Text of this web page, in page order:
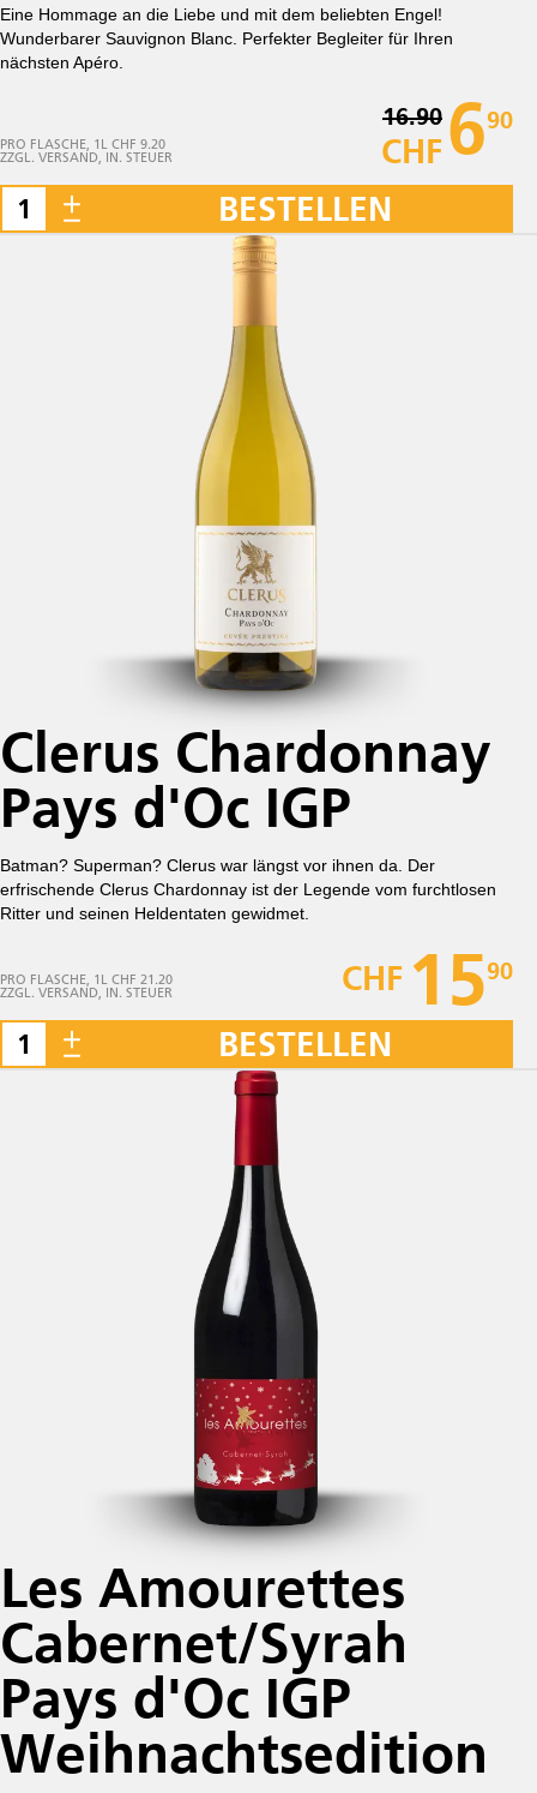
Eine Hommage an die Liebe und mit dem beliebten Engel!
Wunderbarer Sauvignon Blanc. Perfekter Begleiter für Ihren
nächsten Apéro.
PRO FLASCHE, 1L CHF 9.20
ZZGL. VERSAND, IN. STEUER
16.90
CHF690
BESTELLEN
Clerus Chardonnay
Pays d'Oc IGP
Batman? Superman? Clerus war längst vor ihnen da. Der
erfrischende Clerus Chardonnay ist der Legende vom furchtlosen
Ritter und seinen Heldentaten gewidmet.
PRO FLASCHE, 1L CHF 21.20
ZZGL. VERSAND, IN. STEUER
CHF 1590
BESTELLEN
Les Amourettes
Cabernet/Syrah
Pays d'Oc IGP
Weihnachtsedition